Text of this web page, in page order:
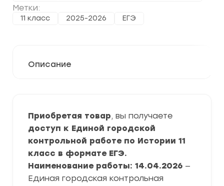
Метки:
11 класс 2025-2026 ЕГЭ
Описание
Приобретая товар, вы получаете
доступ к Единой городской
контрольной работе по Истории 11
класс в формате ЕГЭ.
Наименование работы: 14.04.2026 —
Единая городская контрольная